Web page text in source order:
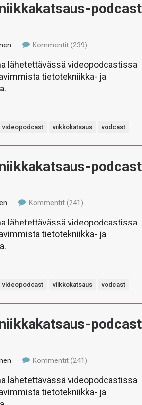
podcast
Kommentit (239)
lähetettävässä videopodcastissa
tietotekniikka- ja
videopodcast viikkokatsaus vodcast
podcast
Kommentit (241)
lähetettävässä videopodcastissa
tietotekniikka- ja
videopodcast viikkokatsaus vodcast
podcast
Kommentit (241)
lähetettävässä videopodcastissa
tietotekniikka- ja